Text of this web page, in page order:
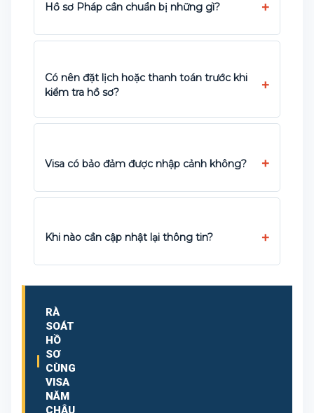
Hồ sơ Pháp cần chuẩn bị những gì?
Có nên đặt lịch hoặc thanh toán trước khi
kiểm tra hồ sơ?
Visa có bảo đảm được nhập cảnh không?
Khi nào cần cập nhật lại thông tin?
RÀ
SOÁT
HỒ
SƠ
CÙNG
VISA
NĂM
CHÂU